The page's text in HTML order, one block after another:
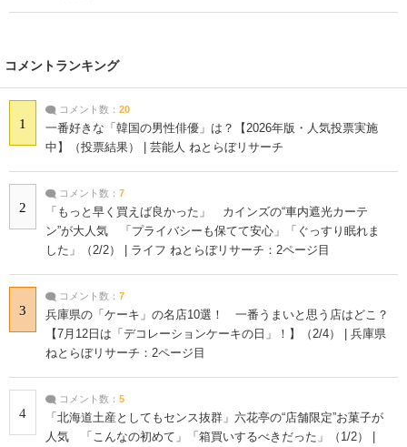
コメントランキング
1
コメント数： 20
一番好きな「韓国の男性俳優」は？【2026年版・人気投票実施
中】（投票結果） | 芸能人 ねとらぼリサーチ
2
コメント数： 7
「もっと早く買えば良かった」 カインズの“車内遮光カーテ
ン”が大人気 「プライバシーも保てて安心」「ぐっすり眠れま
した」（2/2） | ライフ ねとらぼリサーチ：2ページ目
3
コメント数： 7
兵庫県の「ケーキ」の名店10選！ 一番うまいと思う店はどこ？
【7月12日は「デコレーションケーキの日」！】（2/4） | 兵庫県
ねとらぼリサーチ：2ページ目
4
コメント数： 5
「北海道土産としてもセンス抜群」六花亭の“店舗限定”お菓子が
人気 「こんなの初めて」「箱買いするべきだった」（1/2） |